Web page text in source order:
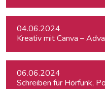
04.06.2024
Kreativ mit Canva –
06.06.2024
Schreiben für Hörfunk,